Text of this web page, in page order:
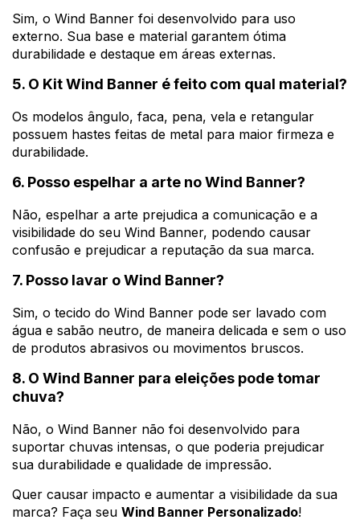
Sim, o Wind Banner foi desenvolvido para uso
externo. Sua base e material garantem ótima
durabilidade e destaque em áreas externas.
5. O Kit Wind Banner é feito com qual material?
Os modelos ângulo, faca, pena, vela e retangular
possuem hastes feitas de metal para maior firmeza e
durabilidade.
6. Posso espelhar a arte no Wind Banner?
Não, espelhar a arte prejudica a comunicação e a
visibilidade do seu Wind Banner, podendo causar
confusão e prejudicar a reputação da sua marca.
7. Posso lavar o Wind Banner?
Sim, o tecido do Wind Banner pode ser lavado com
água e sabão neutro, de maneira delicada e sem o uso
de produtos abrasivos ou movimentos bruscos.
8. O Wind Banner para eleições pode tomar
chuva?
Não, o Wind Banner não foi desenvolvido para
suportar chuvas intensas, o que poderia prejudicar
sua durabilidade e qualidade de impressão.
Quer causar impacto e aumentar a visibilidade da sua
marca? Faça seu Wind Banner Personalizado!